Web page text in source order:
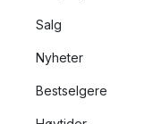
Salg
Nyheter
Bestselgere